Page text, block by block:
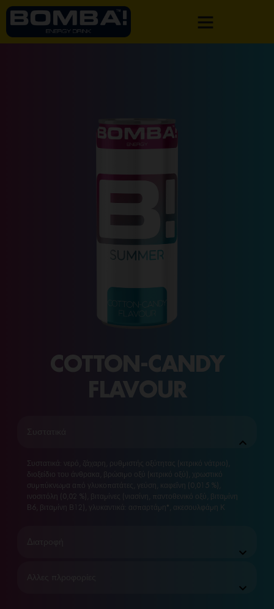
COTTON-CANDY
FLAVOUR
Συστατικά: νερό, ζάχαρη, ρυθμιστής οξύτητας (κιτρικό νάτριο),
διοξείδιο του άνθρακα, βρώσιμο οξύ (κιτρικό οξύ), χρωστικό
συμπύκνωμα από γλυκοπατάτες, γεύση, καφεΐνη (0,015 %),
ινοσιτόλη (0,02 %), βιταμίνες (νιασίνη, παντοθενικό οξύ, βιταμίνη
Β6, βιταμίνη Β12), γλυκαντικά: ασπαρτάμη*, ακεσουλφάμη Κ